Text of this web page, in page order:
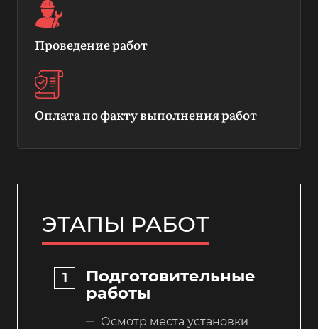
Проведение работ
Оплата по факту выполнения работ
ЭТАПЫ РАБОТ
Подготовительные
работы
Осмотр места установки